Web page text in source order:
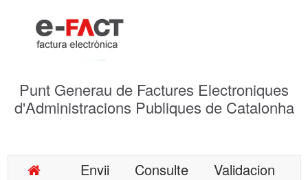
Punt Generau de Factures Electroniques
d'Administracions Publiques de Catalonha
Envii Consulte
Validacion